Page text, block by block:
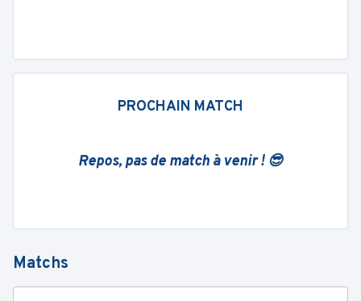
PROCHAIN MATCH
Repos, pas de match à venir ! 😎
Matchs